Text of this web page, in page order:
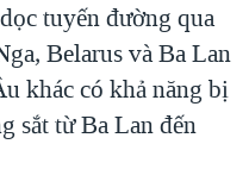
tuyến đường qua
Belarus và Ba Lan
khác có khả năng bị
sắt từ Ba Lan đến